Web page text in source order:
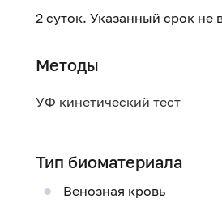
2 суток. Указанный срок не
Методы
УФ кинетический тест
Тип биоматериала
Венозная кровь